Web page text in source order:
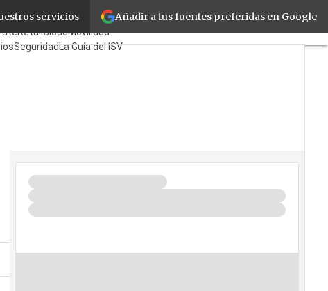
Añadir a tus fuentes preferidas en Google
servicios
MayoristasTicPymes
RetailCloudMovilidad
SeguridadLa Guía del ISV